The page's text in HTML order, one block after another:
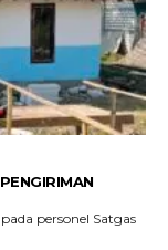
personel Satgas